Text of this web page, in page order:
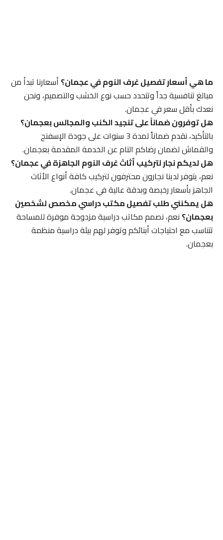
ما هي أسعار تفصيل غرف النوم في عجمان؟أسعارنا تبدأ من
مبالغ تنافسية جداً وتتحدد حسب نوع الخشب والتصميم، ونحن
نعدك بأقل سعر في عجمان.
هل توفرون ضماناً على تنجيد الكنب والمجالس بعجمان؟
بالتأكيد، نقدم ضماناً لمدة 3 سنوات على جودة الإسفنج
والقماش لضمان رضاكم التام عن الخدمة المقدمة بعجمان.
هل لديكم نجار لتركيب أثاث غرف النوم الجاهزة في عجمان؟
نعم، يتوفر لدينا نجارون محترفون لتركيب كافة أنواع الأثاث
الجاهز بأسعار رخيصة وبدقة عالية في عجمان.
هل يمكنني طلب تفصيل مكتب دراسي مخصص لشخصين
بعجمان؟نعم، نصمم مكاتب دراسية مزدوجة موفرة للمساحة
تتناسب مع احتياجات أبنائكم وتوفر لهم بيئة دراسية منظمة
بعجمان.